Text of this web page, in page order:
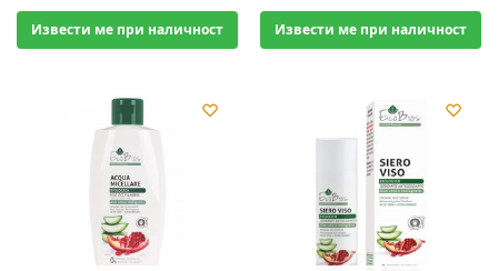
Извести ме при наличност Извести ме при наличност